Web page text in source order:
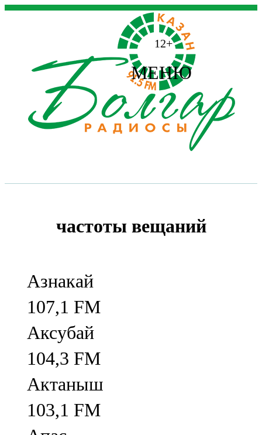
12+
МЕНЮ
частоты вещаний
Азнакай
107,1 FM
Аксубай
104,3 FM
Актаныш
103,1 FM